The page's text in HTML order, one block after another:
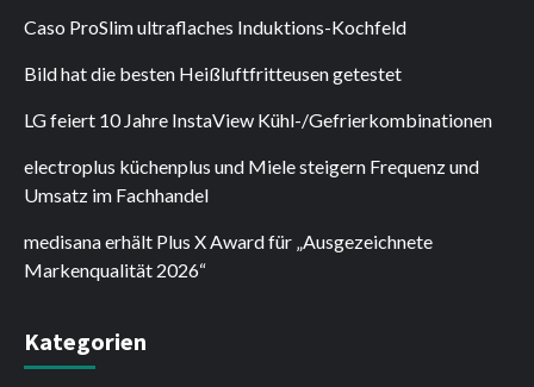
Caso ProSlim ultraflaches Induktions-Kochfeld
Bild hat die besten Heißluftfritteusen getestet
LG feiert 10 Jahre InstaView Kühl-/Gefrierkombinationen
electroplus küchenplus und Miele steigern Frequenz und
Umsatz im Fachhandel
medisana erhält Plus X Award für „Ausgezeichnete
Markenqualität 2026“
Kategorien